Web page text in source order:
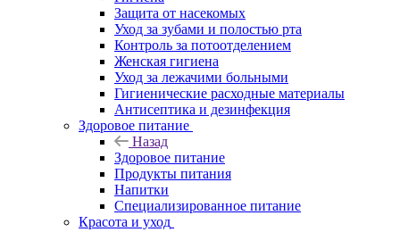
Защита от насекомых
Уход за зубами и полостью рта
Контроль за потоотделением
Женская гигиена
Уход за лежачими больными
Гигиенические расходные материалы
Антисептика и дезинфекция
Здоровое питание
Назад
Здоровое питание
Продукты питания
Напитки
Специализированное питание
Красота и уход